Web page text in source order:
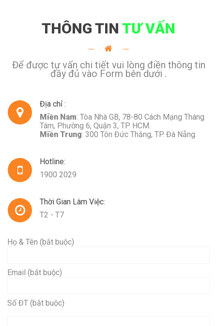
THÔNG TIN TƯ VẤN
Để được tư vấn chi tiết vui lòng điền thông tin
đầy đủ vào Form bên dưới .
Địa chỉ :
Miền Nam: Tòa Nhà GB, 78-80 Cách Mạng Tháng
Tám, Phường 6, Quận 3, TP. HCM.
Miền Trung: 300 Tôn Đức Thắng, TP. Đà Nẵng.
Hotline:
1900 2029
Thời Gian Làm Việc:
T2 - T7
Họ & Tên (bắt buộc)
Email (bắt buộc)
Số ĐT (bắt buộc)